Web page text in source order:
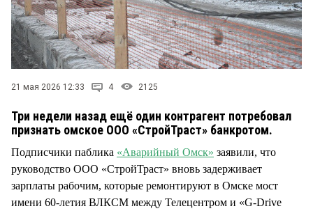
21 мая 2026 12:33 4 2125
Три недели назад ещё один контрагент потребовал
признать омское ООО «СтройТраст» банкротом.
Подписчики паблика «Аварийный Омск» заявили, что
руководство ООО «СтройТраст» вновь задерживает
зарплаты рабочим, которые ремонтируют в Омске мост
имени 60-летия ВЛКСМ между Телецентром и «G-Drive